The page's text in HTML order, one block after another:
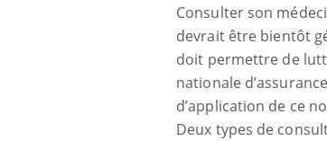
Consulter son
devrait être bientôt
doit permettre de
nationale
d’application de ce
Deux types de
Eczéma Chronique des Mains
expliquer ma maladie
Il y a des sujets qui sont faciles à
d'autres non ! D'un côté, poser des
questions sur la maladie d'un